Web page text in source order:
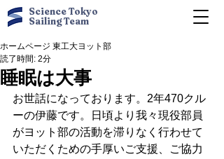
Science Tokyo
Sailing Team
睡眠は大事
ホームページ 東工大ヨット部
読了時間: 2分
お世話になっております。2年470クル
ーの伊藤です。日頃より我々現役部員
がヨット部の活動を滞りなく行わせて
いただくための手厚いご支援、ご協力